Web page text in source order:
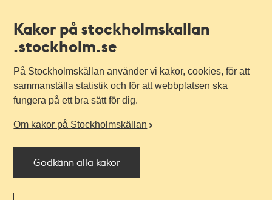
Kakor på stockholmskallan
.stockholm.se
På Stockholmskällan använder vi kakor, cookies, för att
sammanställa statistik och för att webbplatsen ska
fungera på ett bra sätt för dig.
Om kakor på Stockholmskällan
Godkänn alla kakor